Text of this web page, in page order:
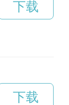
验更加流畅
下载
下载